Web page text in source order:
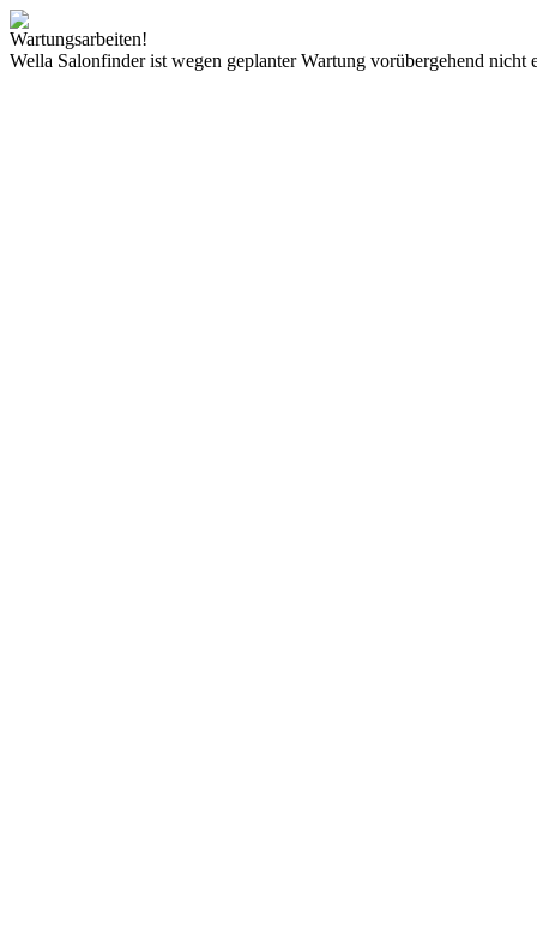
Wartungsarbeiten!
Wella Salonfinder ist wegen geplanter Wartung vorübergehend